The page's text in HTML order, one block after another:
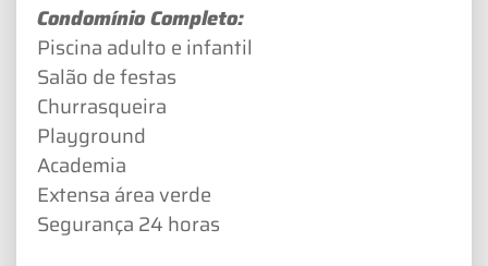
Condomínio Completo:
Piscina adulto e infantil
Salão de festas
Churrasqueira
Playground
Academia
Extensa área verde
Segurança 24 horas